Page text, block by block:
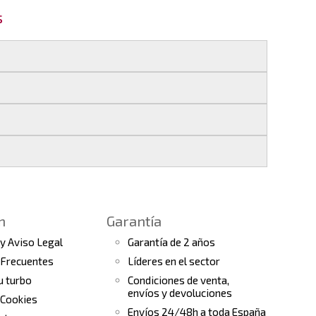
finales.
continuación).
condiciones generalespara más
del pedido para que puedas
Aviso Legal
turbo
Garantía
Garantía de 2 años
Líderes en el sector
Condiciones de venta,
envíos y devoluciones
Envíos 24/48h a toda España